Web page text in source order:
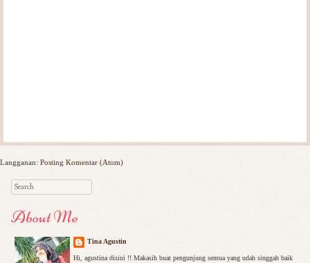
Langganan: Posting Komentar (Atom)
Search
About Me
Tina Agustin
Hi, agustina disini !! Makasih buat pengunjung semua yang udah singgah baik